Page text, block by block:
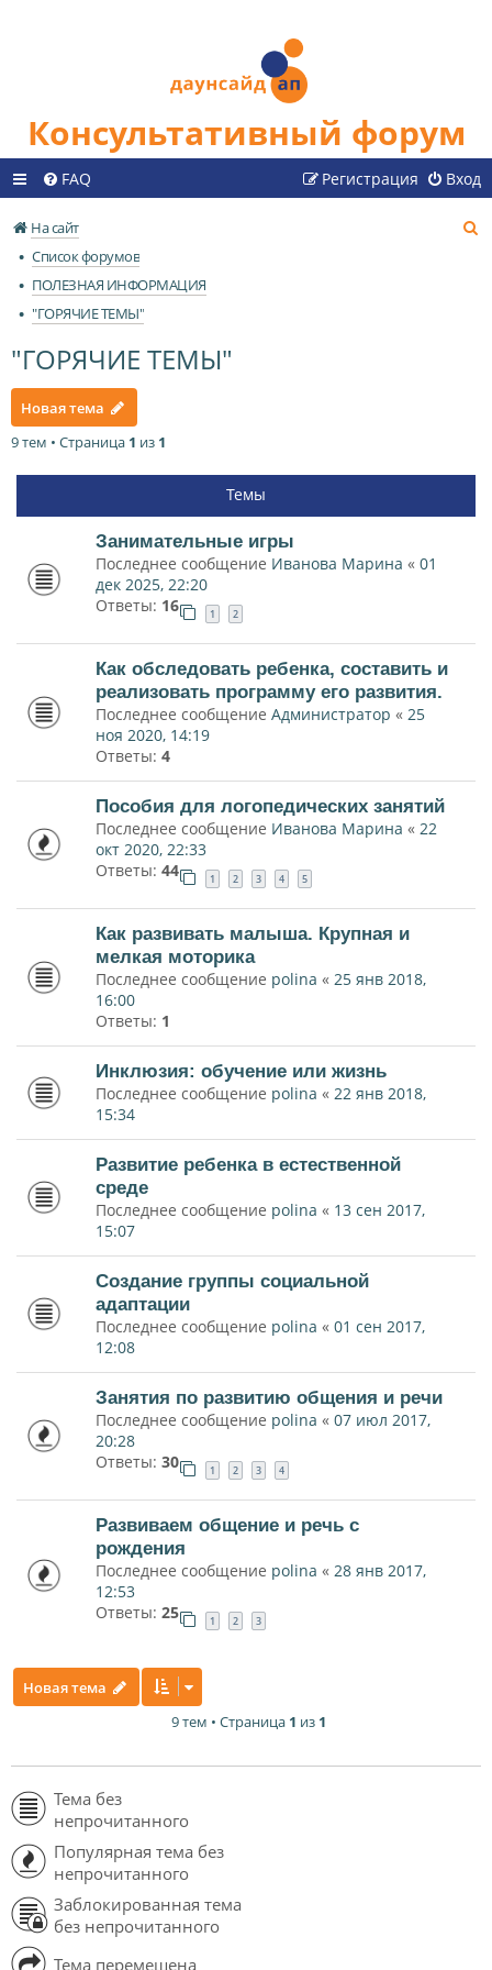
Консультативный форум
FAQ Вход
Регистрация
На сайт
Список форумов
ПОЛЕЗНАЯ ИНФОРМАЦИЯ
"ГОРЯЧИЕ ТЕМЫ"
"ГОРЯЧИЕ ТЕМЫ"
Новая тема
9 тем • Страница 1 из 1
Темы
Занимательные игры
Последнее сообщение Иванова Марина « 01
дек 2025, 22:20
Ответы: 16 1 2
Как обследовать ребенка, составить и
реализовать программу его развития.
Последнее сообщение Администратор « 25
ноя 2020, 14:19
Ответы: 4
Пособия для логопедических занятий
Последнее сообщение Иванова Марина « 22
окт 2020, 22:33
Ответы: 44 1 2 3 4 5
Как развивать малыша. Крупная и
мелкая моторика
Последнее сообщение polina « 25 янв 2018,
16:00
Ответы: 1
Инклюзия: обучение или жизнь
Последнее сообщение polina « 22 янв 2018,
15:34
Развитие ребенка в естественной
среде
Последнее сообщение polina « 13 сен 2017,
15:07
Создание группы социальной
адаптации
Последнее сообщение polina « 01 сен 2017,
12:08
Занятия по развитию общения и речи
Последнее сообщение polina « 07 июл 2017,
20:28
Ответы: 30 1 2 3 4
Развиваем общение и речь с
рождения
Последнее сообщение polina « 28 янв 2017,
12:53
Ответы: 25 1 2 3
Новая тема
9 тем • Страница 1 из 1
Тема без
непрочитанного
Популярная тема без
непрочитанного
Заблокированная тема
без непрочитанного
Тема перемещена